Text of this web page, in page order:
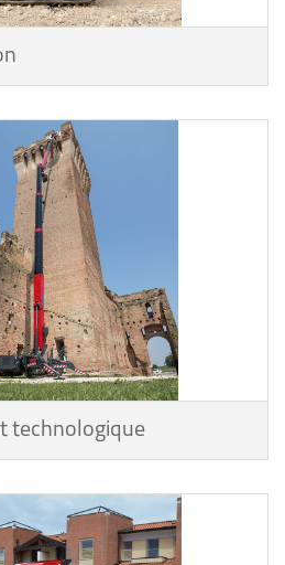
technologique